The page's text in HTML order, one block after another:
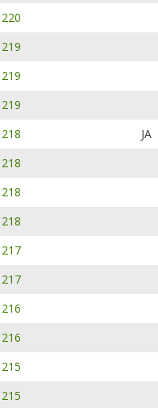
220
219
219
219
218
JA
218
218
218
217
217
216
216
215
215